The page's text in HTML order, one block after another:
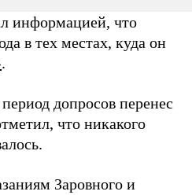
информацией, что
в тех местах, куда он
.
допросов перенес
что никакого
Заровного и